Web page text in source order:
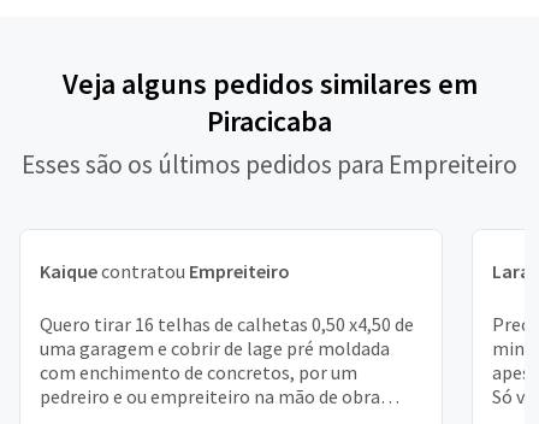
Veja alguns pedidos similares em
Piracicaba
Esses são os últimos pedidos para Empreiteiro
Kaiquecontratou Empreiteiro
Quero tirar 16 telhas de calhetas 0,50 x4,50 de
uma garagem e cobrir de lage pré moldada
com enchimento de concretos, por um
pedreiro e ou empreiteiro na mão de obra
Lara
Só